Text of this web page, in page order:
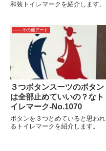
和装トイレマークを紹介します。
――その他アート
３つボタンスーツのボタン
は全部止めていいの？なト
イレマーク-No.1070
ボタンを３つとめていると思われ
るトイレマークを紹介します。